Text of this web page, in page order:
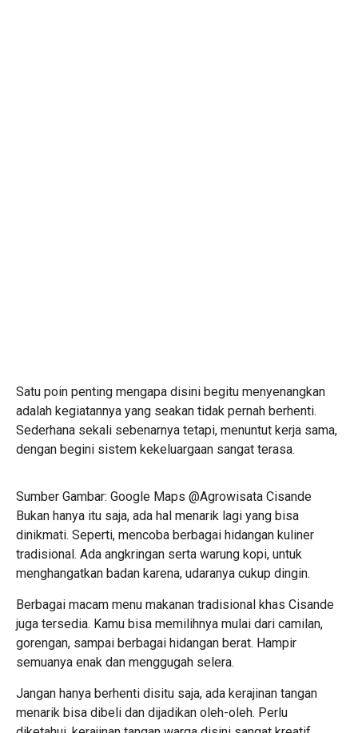
Satu poin penting mengapa disini begitu menyenangkan
adalah kegiatannya yang seakan tidak pernah berhenti.
Sederhana sekali sebenarnya tetapi, menuntut kerja sama,
dengan begini sistem kekeluargaan sangat terasa.
Sumber Gambar: Google Maps @Agrowisata Cisande
Bukan hanya itu saja, ada hal menarik lagi yang bisa
dinikmati. Seperti, mencoba berbagai hidangan kuliner
tradisional. Ada angkringan serta warung kopi, untuk
menghangatkan badan karena, udaranya cukup dingin.
Berbagai macam menu makanan tradisional khas Cisande
juga tersedia. Kamu bisa memilihnya mulai dari camilan,
gorengan, sampai berbagai hidangan berat. Hampir
semuanya enak dan menggugah selera.
Jangan hanya berhenti disitu saja, ada kerajinan tangan
menarik bisa dibeli dan dijadikan oleh-oleh. Perlu